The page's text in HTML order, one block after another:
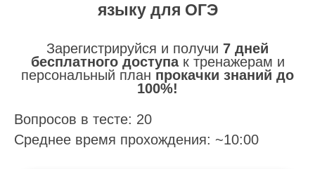
языку для ОГЭ
Зарегистрируйся и получи 7 дней
бесплатного доступак тренажерам и
персональный план прокачки знаний до
100%!
Вопросов в тесте: 20
Среднее время прохождения: ~10:00